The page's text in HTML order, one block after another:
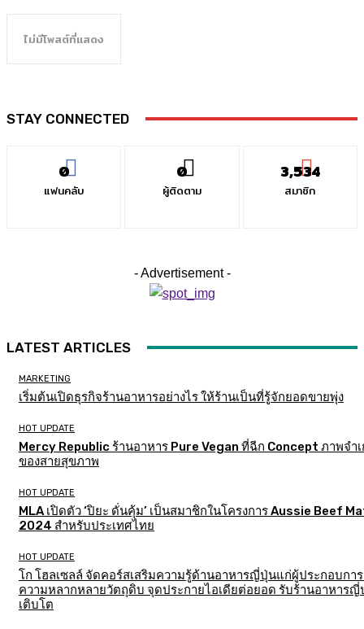
ไม่มีโพสต์ที่แสดง
STAY CONNECTED
0
แฟนคลับ
0
ผู้ติดตาม
3,534
สมาชิก
- Advertisement -
LATEST ARTICLES
MARKETING
เริ่มต้นเปิดธุรกิจร้านอาหารอย่างไร ให้ร้านเป็นที่รู้จักยอดขายพุ่ง
HOT UPDATE
Mercy Republic ร้านอาหาร Pure Vegan ที่ฉีก Concept ภาพจำเ
ของสายสุขภาพ
HOT UPDATE
MLA เปิดตัว ‘ปิยะ ดั่นคุ้ม’ เป็นสมาชิกในโครงการ Aussie Beef
2024 สำหรับประเทศไทย
HOT UPDATE
โก โฮลเซลล์ จัดคอร์สเสริมความรู้ด้านอาหารญี่ปุ่นแก่ผู้ประกอบกา
ความหลากหลายวัตถุดิบ จุดประกายไอเดียต่อยอด รับร้านอาหาร
เติบโต